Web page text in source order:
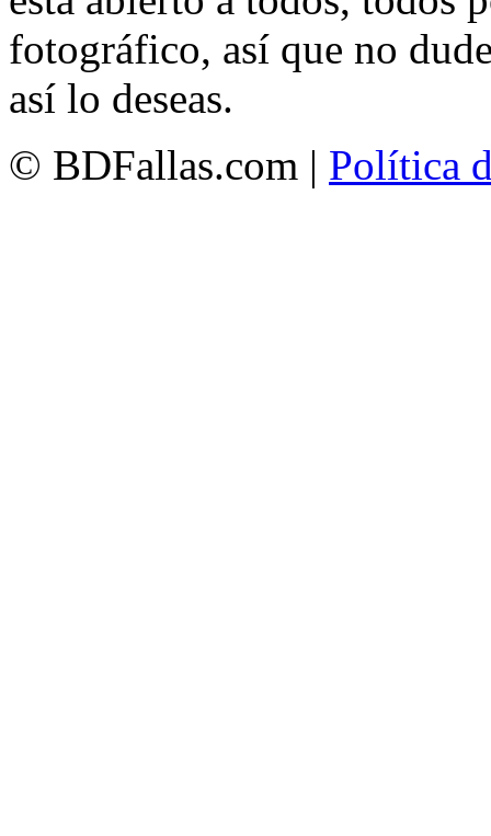
fotográfico, así que no
así lo deseas.
© BDFallas.com | Política